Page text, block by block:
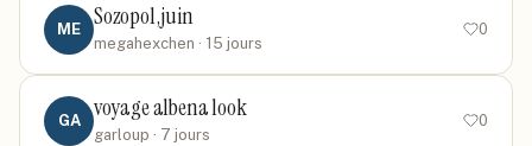
ME Sozopol ,juin
megahexchen · 15 jours
0
GA voyage albena look
garloup · 7 jours
0